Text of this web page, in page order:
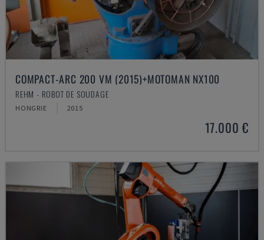
COMPACT-ARC 200 VM (2015)+MOTOMAN NX100
REHM - ROBOT DE SOUDAGE
HONGRIE 2015
17.000 €